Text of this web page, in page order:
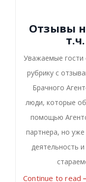
Отзывы
Уважаемые
рубрику с
Брачного
люди, которые
помощью
партнера, но
деятельность
Continue to read